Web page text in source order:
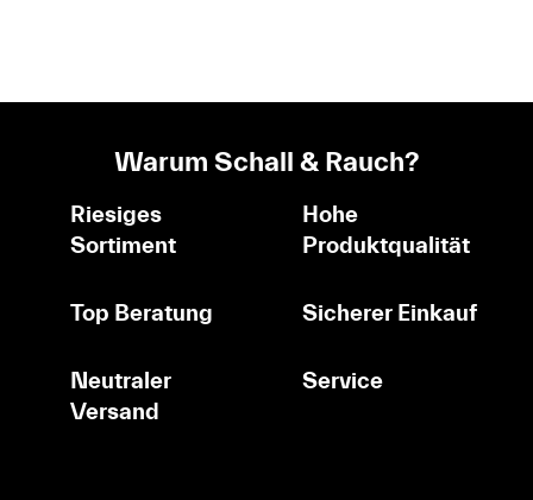
Warum Schall & Rauch?
Riesiges
Sortiment
Hohe
Produktqualität
Top Beratung Sicherer Einkauf
Neutraler
Versand
Service